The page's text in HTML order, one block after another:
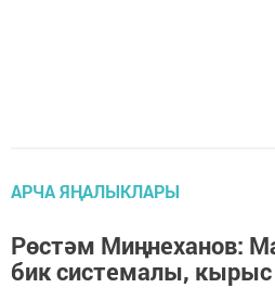
АРЧА ЯҢАЛЫКЛАРЫ
Рөстәм Миңнеханов:
бик системалы,